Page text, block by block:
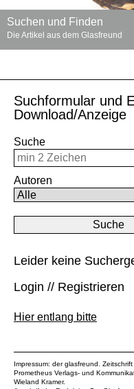
Suchen und Finden
Die Artikel aus dem Glasfreund
Suchformular und
Download/Anzeige
Suche
Autoren
Leider keine
Login // Registrieren
Hier entlang bitte
Impressum: der glasfreund.
Prometheus Verlags- und
Wieland Kramer.